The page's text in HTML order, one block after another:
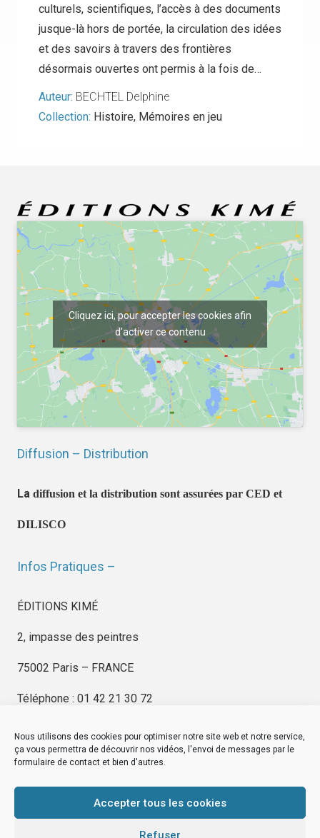
Nous utilisons des cookies pour optimiser notre site web et notre service,
ça vous permettra de découvrir nos vidéos, l'envoi de messages par le
formulaire de contact et bien d'autres.
Accepter tous les cookies
Refuser
culturels, scientifiques, l’accès à des documents
jusque-là hors de portée, la circulation des idées
et des savoirs à travers des frontières
désormais ouvertes ont permis à la fois de…
Auteur: BECHTEL Delphine
Collection: Histoire, Mémoires en jeu
Cliquez ici, pour accepter les cookies afin
d'activer ce contenu
Diffusion – Distribution
La diffusion et la distribution sont assurées par CED et
DILISCO
Infos Pratiques –
ÉDITIONS KIMÉ
2, impasse des peintres
75002 Paris – FRANCE
Téléphone : 01 42 21 30 72
EDITIONS KIMÉ
Mentions Légales
© byeDovel.com